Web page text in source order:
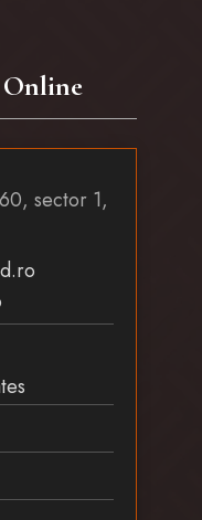
Online
sector 1,